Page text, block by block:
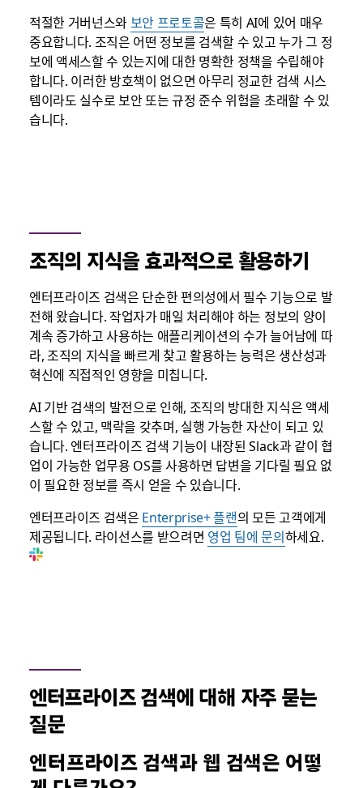
적절한 거버넌스와 보안 프로토콜은 특히 AI에 있어 매우
중요합니다. 조직은 어떤 정보를 검색할 수 있고 누가 그 정
보에 액세스할 수 있는지에 대한 명확한 정책을 수립해야
합니다. 이러한 방호책이 없으면 아무리 정교한 검색 시스
템이라도 실수로 보안 또는 규정 준수 위험을 초래할 수 있
습니다.
조직의 지식을 효과적으로 활용하기
엔터프라이즈 검색은 단순한 편의성에서 필수 기능으로 발
전해 왔습니다. 작업자가 매일 처리해야 하는 정보의 양이
계속 증가하고 사용하는 애플리케이션의 수가 늘어남에 따
라, 조직의 지식을 빠르게 찾고 활용하는 능력은 생산성과
혁신에 직접적인 영향을 미칩니다.
AI 기반 검색의 발전으로 인해, 조직의 방대한 지식은 액세
스할 수 있고, 맥락을 갖추며, 실행 가능한 자산이 되고 있
습니다. 엔터프라이즈 검색 기능이 내장된 Slack과 같이 협
업이 가능한 업무용 OS를 사용하면 답변을 기다릴 필요 없
이 필요한 정보를 즉시 얻을 수 있습니다.
엔터프라이즈 검색은 Enterprise+ 플랜의 모든 고객에게
제공됩니다. 라이선스를 받으려면 영업 팀에 문의하세요.
엔터프라이즈 검색에 대해 자주 묻는
질문
엔터프라이즈 검색과 웹 검색은 어떻